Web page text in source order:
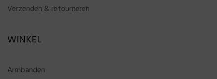
Verzenden & retourneren
WINKEL
Armbanden